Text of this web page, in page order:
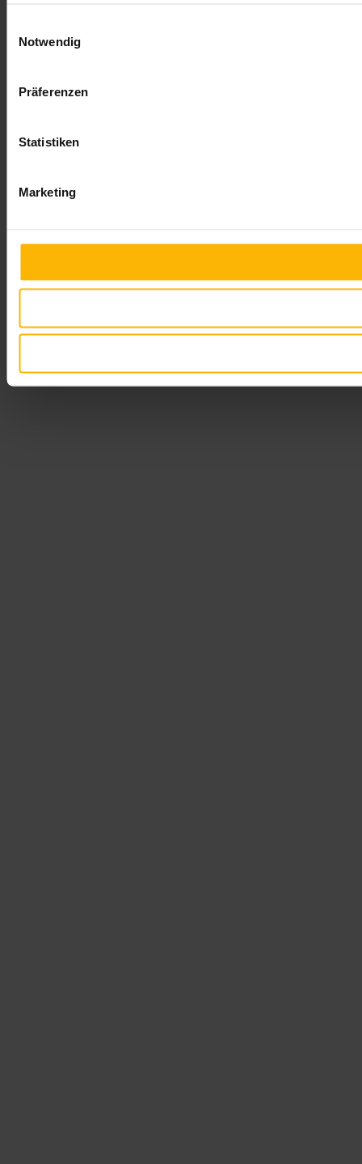
Notwendig
Präferenzen
Statistiken
Marketing